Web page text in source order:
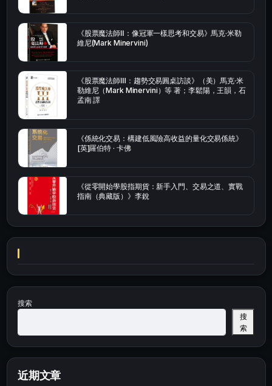
《股票魔法師Ⅱ：像冠軍一樣思考和交易》馬克·米勒
維尼(Mark Minervini)
《股票魔法師Ⅲ：趨勢交易圓桌訪談》（美）馬克·米
勒維尼（Mark Minervini）等 著；李鬆陽，王韻，石
孟南 譯
《係統化交易：構建低風險高收益的量化交易係統》
[英]羅伯特 · 卡佛
《從零開始學股指期貨：新手入門、交易之道、實戰
指南（典藏版）》李銳
搜索
搜
索
近期文章